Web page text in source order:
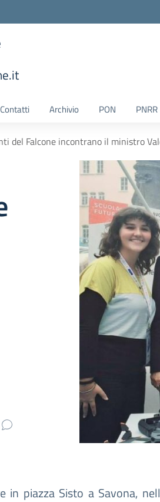
Archivio PON PNRR
del Falcone incontrano il ministro
in piazza Sisto a Savona,